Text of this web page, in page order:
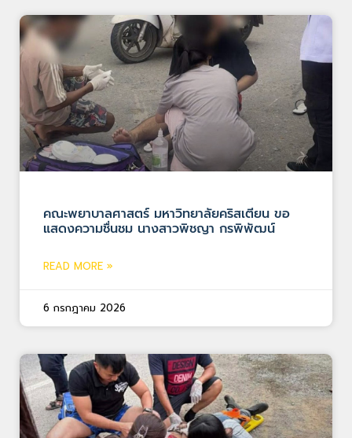
คณะพยาบาลศาสตร์ มหาวิทยาลัยคริสเตียน ขอ
แสดงความชื่นชม นางสาวพิชญา กรพิพัฒน์
READ MORE »
6 กรกฎาคม 2026